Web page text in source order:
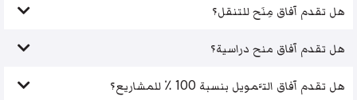
هل تقدم آفاق مِنَح للتنقل؟
هل تقدم آفاق منح دراسية؟
هل تقدم آفاق التَّمويل بنسبة 100 ٪ للمشاريع؟